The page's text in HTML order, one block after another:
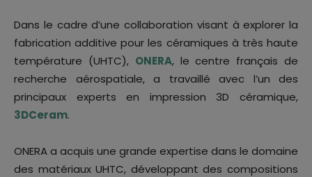
Dans le cadre d’une collaboration visant à explorer la
fabrication additive pour les céramiques à très haute
température (UHTC), ONERA, le centre français de
recherche aérospatiale, a travaillé avec l’un des
principaux experts en impression 3D céramique,
3DCeram.
ONERA a acquis une grande expertise dans le domaine
des matériaux UHTC, développant des compositions